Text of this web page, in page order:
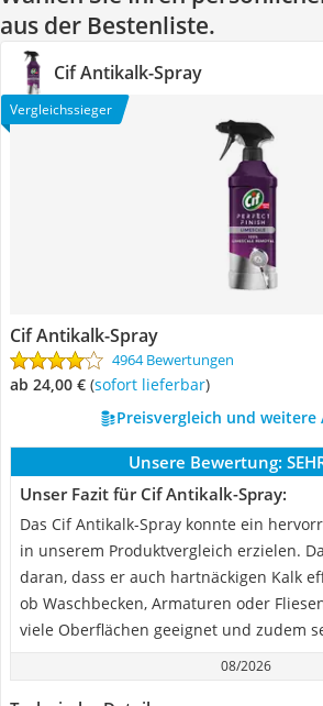
aus der Bestenliste.
Cif Antikalk-Spray
Vergleichssieger
Cif Antikalk-Spray
4964 Bewertungen
ab 24,00 € ( Sofort lieferbar)
Preisvergleich und weitere
Unsere Bewertung:
Unser Fazit für Cif Antikalk-Spray:
Das Cif Antikalk-Spray konnte ein
in unserem Produktvergleich erzielen.
daran, dass er auch hartnäckigen Kalk
ob Waschbecken, Armaturen oder
viele Oberflächen geeignet und zudem
08/2026